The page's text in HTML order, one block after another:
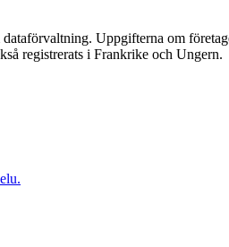
Uppgifterna om
registrerats i Frankrike och Ungern.